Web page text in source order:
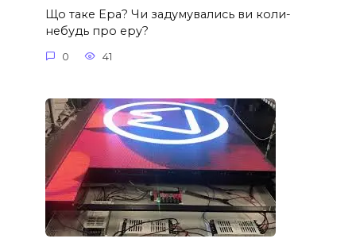
Що таке Ера? Чи задумувались ви коли-
небудь про еру?
0 41